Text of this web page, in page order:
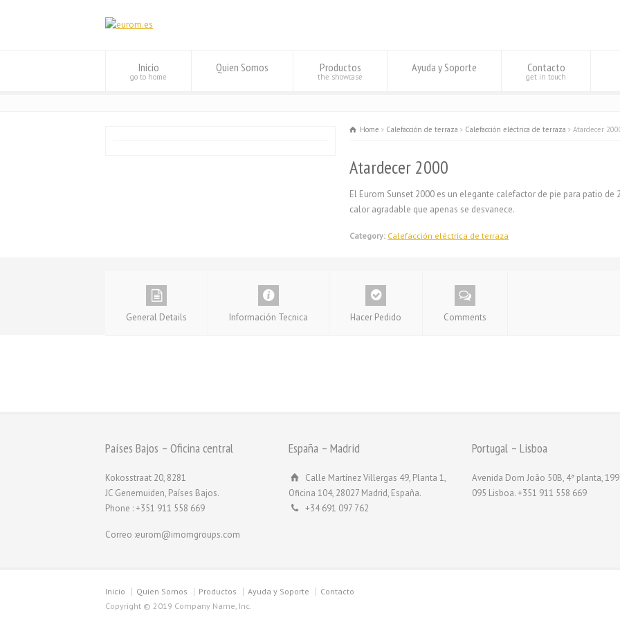
Inicio
go to home
Quien Somos Productos
the showcase
Ayuda y Soporte Contacto
get in touch
Home Calefacción de terraza Calefacción eléctrica de terraza Atardecer
Atardecer 2000
El Eurom Sunset 2000 es un elegante calefactor de pie para patio
calor agradable que apenas se desvanece.
Category: Calefacción eléctrica de terraza
General Details Información Tecnica Hacer Pedido Comments
Países Bajos – Oficina central
Kokosstraat 20, 8281
JC Genemuiden, Países Bajos.
Phone : +351 911 558 669
Correo :eurom@imomgroups.com
España – Madrid
Calle Martínez Villergas 49, Planta 1,
Oficina 104, 28027 Madrid, España.
+34 691 097 762
Portugal – Lisboa
Avenida Dom João 50B, 4ª planta,
095 Lisboa. +351 911 558 669
Inicio Quien Somos Productos Ayuda y Soporte
Contacto
Copyright © 2019 Company Name, Inc.